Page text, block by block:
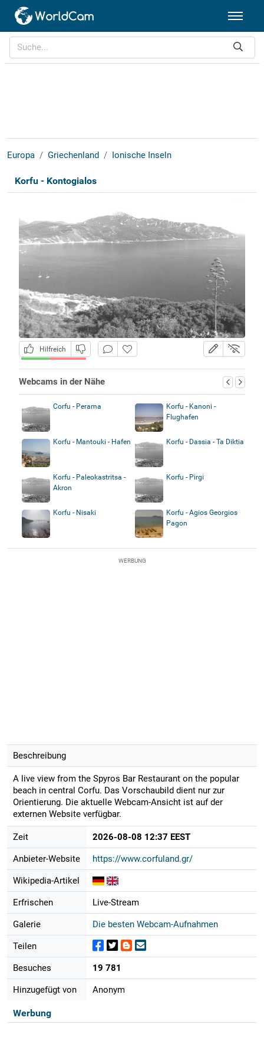
Europa Griechenland Ionische Inseln
Korfu - Kontogialos
Hilfreich
Webcams in der Nähe
Corfu - Perama
Korfu - Kanoni -
Flughafen
Korfu - Mantouki - Hafen Korfu - Dassia - Ta Diktia
Korfu - Paleokastritsa -
Akron
Korfu - Pirgi
Korfu - Nisaki
Korfu - Agios Georgios
Pagon
WERBUNG
Beschreibung
A live view from the Spyros Bar Restaurant on the popular
beach in central Corfu. Das Vorschaubild dient nur zur
Orientierung. Die aktuelle Webcam-Ansicht ist auf der
externen Website verfügbar.
Zeit 2026-08-08 12:37 EEST
Anbieter-Website https://www.corfuland.gr/
Wikipedia-Artikel
Erfrischen Live-Stream
Galerie Die besten Webcam-Aufnahmen
Teilen
Besuches 19 781
Hinzugefügt von Anonym
Werbung